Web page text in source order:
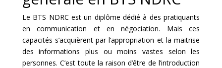
Le BTS NDRC est un diplôme dédié à des pratiquants
en communication et en négociation. Mais ces
capacités s’acquièrent par l’appropriation et la maitrise
des informations plus ou moins vastes selon les
personnes. C’est toute la raison d’être de l’introduction